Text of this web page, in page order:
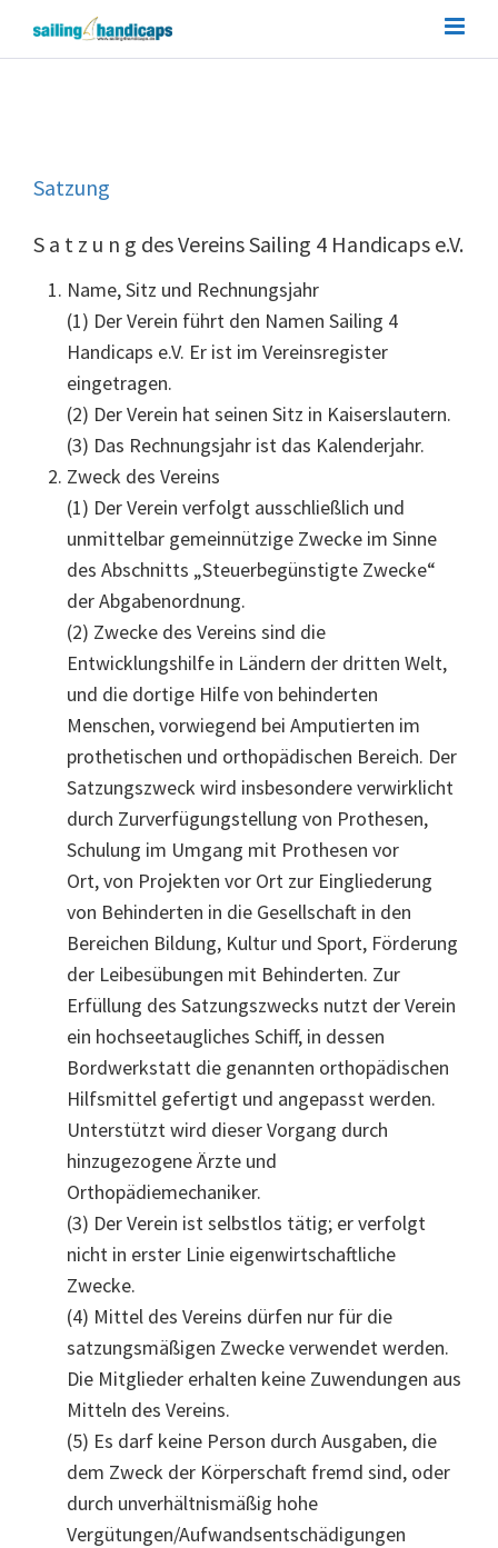
Satzung
S a t z u n g des Vereins Sailing 4 Handicaps e.V.
Name, Sitz und Rechnungsjahr
(1) Der Verein führt den Namen Sailing 4
Handicaps e.V. Er ist im Vereinsregister
eingetragen.
(2) Der Verein hat seinen Sitz in Kaiserslautern.
(3) Das Rechnungsjahr ist das Kalenderjahr.
Zweck des Vereins
(1) Der Verein verfolgt ausschließlich und
unmittelbar gemeinnützige Zwecke im Sinne
des Abschnitts „Steuerbegünstigte Zwecke“
der Abgabenordnung.
(2) Zwecke des Vereins sind die
Entwicklungshilfe in Ländern der dritten Welt,
und die dortige Hilfe von behinderten
Menschen, vorwiegend bei Amputierten im
prothetischen und orthopädischen Bereich. Der
Satzungszweck wird insbesondere verwirklicht
durch Zurverfügungstellung von Prothesen,
Schulung im Umgang mit Prothesen vor
Ort, von Projekten vor Ort zur Eingliederung
von Behinderten in die Gesellschaft in den
Bereichen Bildung, Kultur und Sport, Förderung
der Leibesübungen mit Behinderten. Zur
Erfüllung des Satzungszwecks nutzt der Verein
ein hochseetaugliches Schiff, in dessen
Bordwerkstatt die genannten orthopädischen
Hilfsmittel gefertigt und angepasst werden.
Unterstützt wird dieser Vorgang durch
hinzugezogene Ärzte und
Orthopädiemechaniker.
(3) Der Verein ist selbstlos tätig; er verfolgt
nicht in erster Linie eigenwirtschaftliche
Zwecke.
(4) Mittel des Vereins dürfen nur für die
satzungsmäßigen Zwecke verwendet werden.
Die Mitglieder erhalten keine Zuwendungen aus
Mitteln des Vereins.
(5) Es darf keine Person durch Ausgaben, die
dem Zweck der Körperschaft fremd sind, oder
durch unverhältnismäßig hohe
Vergütungen/Aufwandsentschädigungen